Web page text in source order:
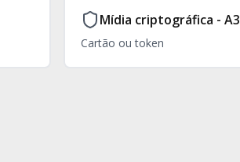
Mídia criptográfica - A3
Cartão ou token